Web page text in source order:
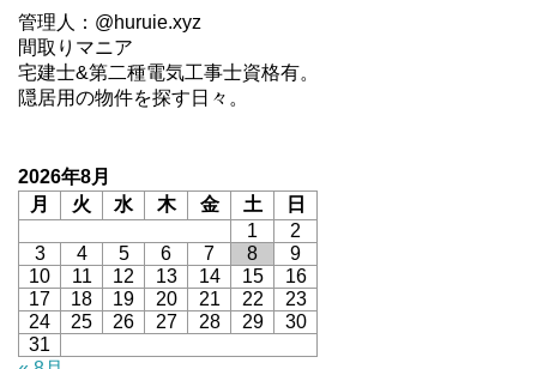
管理人：@huruie.xyz
間取りマニア
宅建士&第二種電気工事士資格有。
隠居用の物件を探す日々。
2026年8月
月
火 水 木 金 土
日
1
2
3
4 5 6 7 8
9
10
11 12 13 14 15
16
17
18 19 20 21 22
23
24
25 26 27 28 29
30
31